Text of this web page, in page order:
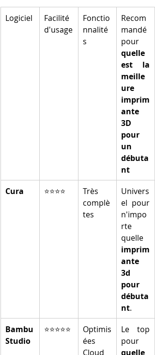
Logiciel
Facilité
d'usage
Fonctio
nnalité
s
Recom
mandé
quelle
est la
meille
ure
imprim
ante
3D
pour
un
débuta
nt
Cura
⭐⭐⭐⭐
Très
complè
tes
Univers
el pour
n'impo
rte
imprim
ante
3d
pour
débuta
nt.
Bambu
Studio
⭐⭐⭐⭐⭐
Optimis
ées
Cloud
Le top
quelle